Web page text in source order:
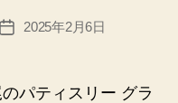
投
2025年2月6日
パティスリー グラ